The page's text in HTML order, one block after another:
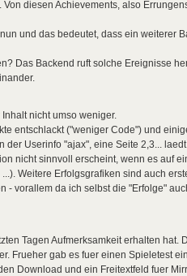
diesen Achievements, also
und das bedeutet, dass ein weiterer
Das Backend ruft solche Ereignisse
nicht umso weniger.
entschlackt ("weniger Code") und
Userinfo "ajax", eine Seite 2,3...
nicht sinnvoll erscheint, wenn es auf
Weitere Erfolgsgrafiken sind auch
vorallem da ich selbst die "Erfolge"
Tagen Aufmerksamkeit erhalten hat.
Frueher gab es fuer einen Spieletest
Download und ein Freitextfeld fuer